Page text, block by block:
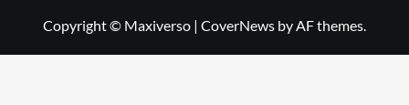
Copyright © Maxiverso | CoverNews by AF themes.